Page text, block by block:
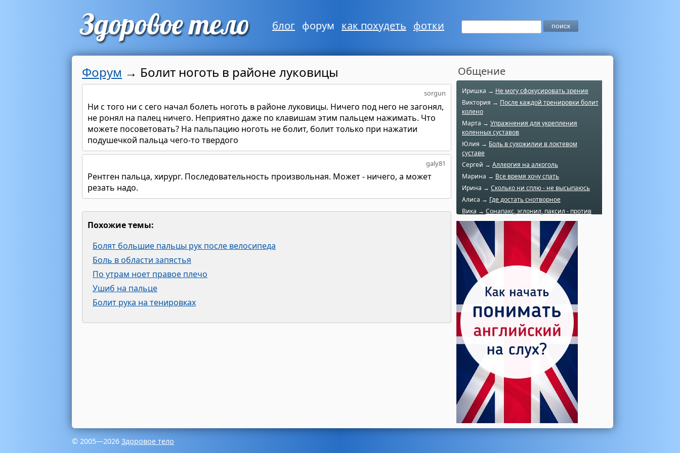
блог форум как похудеть фотки
Форум → Болит ноготь в районе луковицы
sorgun
Ни с того ни с сего начал болеть ноготь в районе луковицы. Ничего под него не загонял,
не ронял на палец ничего. Неприятно даже по клавишам этим пальцем нажимать. Что
можете посоветовать? На пальпацию ноготь не болит, болит только при нажатии
подушечкой пальца чего-то твердого
galy81
Рентген пальца, хирург. Последовательность произвольная. Может - ничего, а может
резать надо.
Похожие темы:
Болят большие пальцы рук после велосипеда
Боль в области запястья
По утрам ноет правое плечо
Ушиб на пальце
Болит рука на тенировках
Общение
Иришка → Не могу сфокусировать зрение
Виктория → После каждой тренировки болит
колено
Марта → Упражнения для укрепления
коленных суставов
Юлия → Боль в сухожилии в локтевом
суставе
Сергей → Аллергия на алкоголь
Марина → Все время хочу спать
Ирина → Сколько ни сплю - не высыпаюсь
Алиса → Где достать снотворное
Вика → Сонапакс, эглонил, паксил - против
чего?
Катерина →
Боль в колене при нагрузке
Алла →Болят коленные суставы
Паша Щ. →
Боль в коленной чашечке
Ульяна Ф. →Болят и хрустят колени
Артемов Иван →
Болит и опухло колено
Чернов Игорь →Болят суставы при занятиях
спортом
© 2005—2026 Здоровое тело